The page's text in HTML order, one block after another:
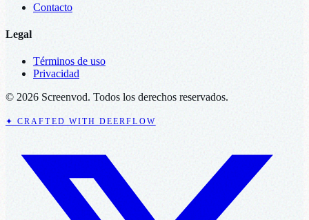
Contacto
Legal
Términos de uso
Privacidad
© 2026 Screenvod. Todos los derechos reservados.
✦ CRAFTED WITH DEERFLOW